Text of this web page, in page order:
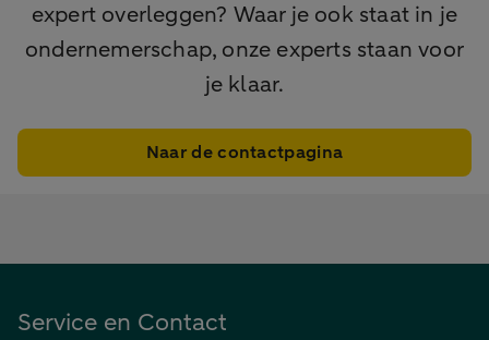
expert overleggen? Waar je ook staat in je
ondernemerschap, onze experts staan voor
je klaar.
Naar de contactpagina
Service en Contact